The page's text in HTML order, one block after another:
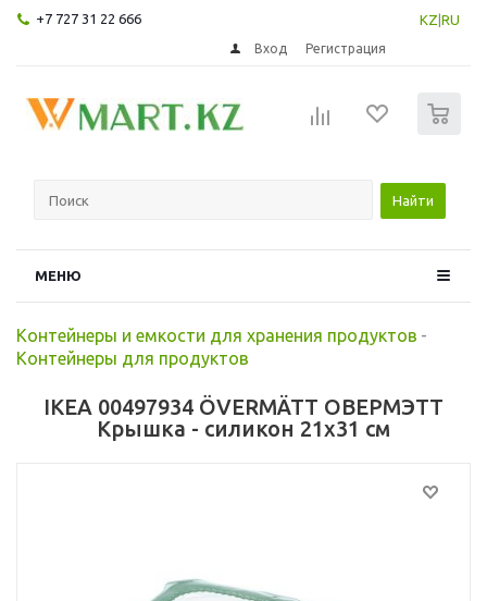
+7 727 31 22 666 KZ RU
Вход Регистрация
Найти
МЕНЮ
Контейнеры и емкости для хранения продуктов -
Контейнеры для продуктов
IKEA 00497934 ÖVERMÄTT ОВЕРМЭТТ
Крышка - силикон 21x31 см